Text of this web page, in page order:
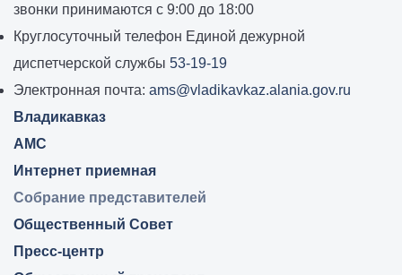
администрации
местного
самоуправления
города
Владикавказ:
звонки принимаются с 9:00 до 18:00
Круглосуточный телефон Единой дежурной
диспетчерской службы 53-19-19
Электронная почта: ams@vladikavkaz.alania.gov.ru
Владикавказ
АМС
Интернет приемная
Собрание представителей
Общественный Совет
Пресс-центр